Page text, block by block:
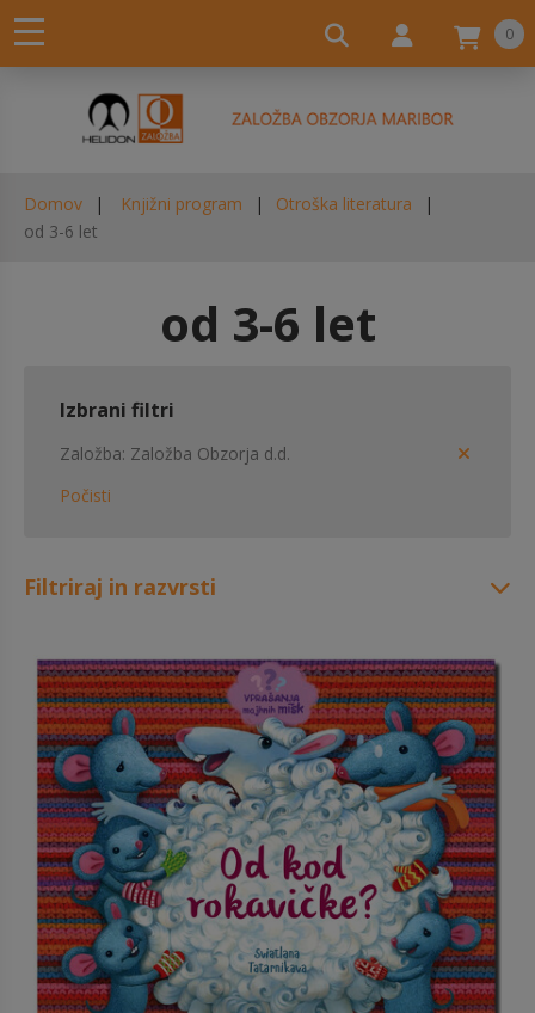
0
Domov Knjižni program
Otroška literatura
od 3-6 let
od 3-6 let
Izbrani filtri
Založba Založba Obzorja d.d.
Počisti
Filtriraj in razvrsti